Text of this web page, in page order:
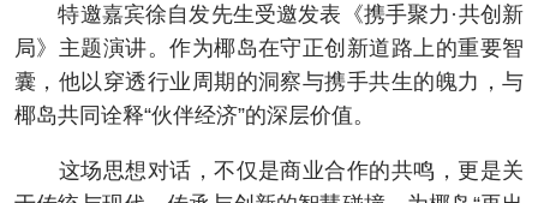
特邀嘉宾徐自发先生受邀发表《携手聚力·共创新
局》主题演讲。作为椰岛在守正创新道路上的重要智
囊，他以穿透行业周期的洞察与携手共生的魄力，与
椰岛共同诠释“伙伴经济”的深层价值。
这场思想对话，不仅是商业合作的共鸣，更是关